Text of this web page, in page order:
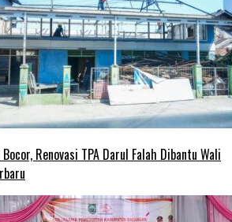
Renovasi TPA Darul Falah Dibantu Wali